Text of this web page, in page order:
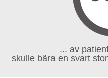
... av
skulle bära en svart